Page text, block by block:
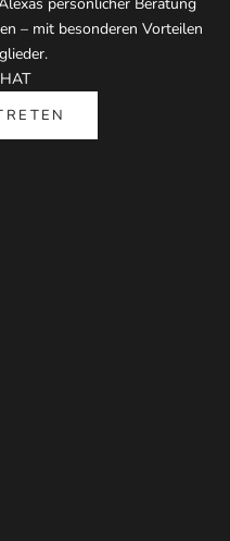
– mit besonderen Vorteilen